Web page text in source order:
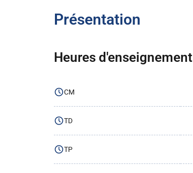
Présentation
Heures d'enseignement
CM
TD
TP